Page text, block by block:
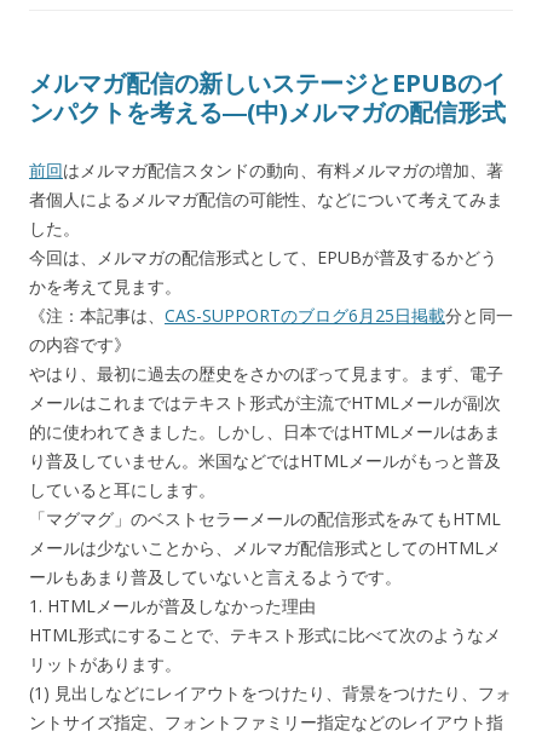
メルマガ配信の新しいステージとEPUBのイ
ンパクトを考える―(中)メルマガの配信形式
前回はメルマガ配信スタンドの動向、有料メルマガの増加、著
者個人によるメルマガ配信の可能性、などについて考えてみま
した。
今回は、メルマガの配信形式として、EPUBが普及するかどう
かを考えて見ます。
《注：本記事は、 CAS-SUPPORTのブログ6月25日掲載分と同一
の内容です》
やはり、最初に過去の歴史をさかのぼって見ます。まず、電子
メールはこれまではテキスト形式が主流でHTMLメールが副次
的に使われてきました。しかし、日本ではHTMLメールはあま
り普及していません。米国などではHTMLメールがもっと普及
していると耳にします。
「マグマグ」のベストセラーメールの配信形式をみてもHTML
メールは少ないことから、メルマガ配信形式としてのHTMLメ
ールもあまり普及していないと言えるようです。
1. HTMLメールが普及しなかった理由
HTML形式にすることで、テキスト形式に比べて次のようなメ
リットがあります。
(1) 見出しなどにレイアウトをつけたり、背景をつけたり、フォ
ントサイズ指定、フォントファミリー指定などのレイアウト指